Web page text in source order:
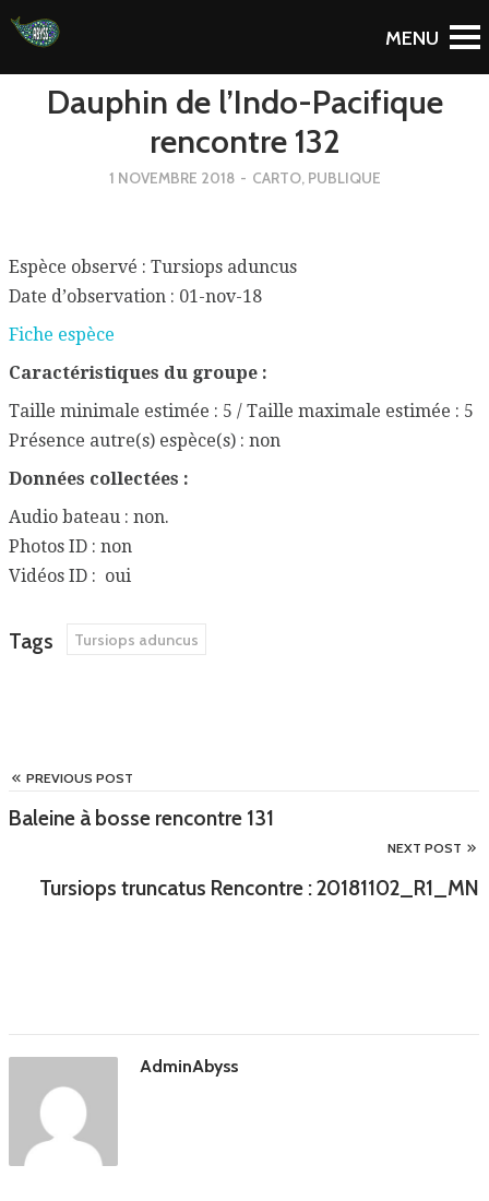
To Blog
Dauphin de l’Indo-Pacifique
rencontre 132
1 NOVEMBRE 2018 - CARTO, PUBLIQUE
Espèce observé : Tursiops aduncus
Date d’observation : 01-nov-18
Fiche espèce
Caractéristiques du groupe :
Taille minimale estimée : 5 / Taille maximale estimée : 5
Présence autre(s) espèce(s) : non
Données collectées :
Audio bateau : non.
Photos ID : non
Vidéos ID : oui
Tags Tursiops aduncus
PREVIOUS POST
Baleine à bosse rencontre 131
NEXT POST
Tursiops truncatus Rencontre : 20181102_R1_MN
AdminAbyss